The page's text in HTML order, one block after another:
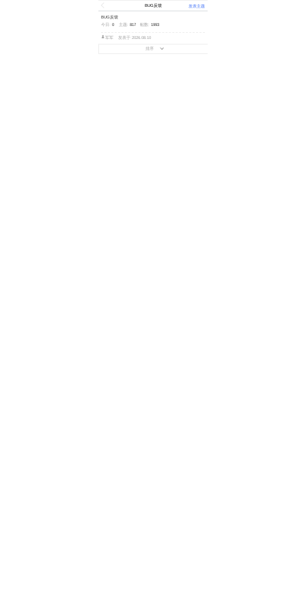
BUG反馈 发表主题
BUG反馈
今日: 0 主题: 817 帖数:1993
军军 发表于 2026.08.10
排序